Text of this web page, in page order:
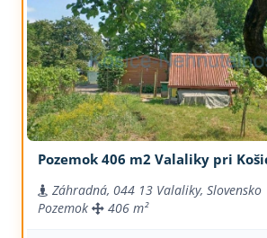
Pozemok 406 m2 Valaliky pri
Záhradná, 044 13 Valaliky, Slovensko
Pozemok
406 m²